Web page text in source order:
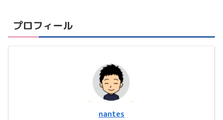
プロフィール
nantes